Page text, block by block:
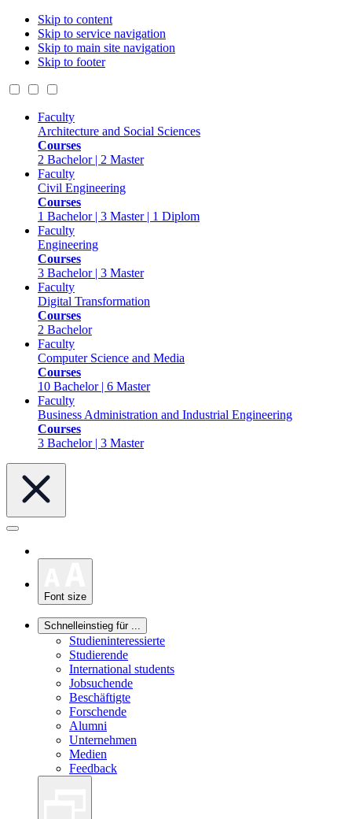
Skip to content
Skip to service navigation
Skip to main site navigation
Skip to footer
Faculty
Architecture and Social Sciences
Courses
2 Bachelor | 2 Master
Faculty
Civil Engineering
Courses
1 Bachelor | 3 Master | 1 Diplom
Faculty
Engineering
Courses
3 Bachelor | 3 Master
Faculty
Digital Transformation
Courses
2 Bachelor
Faculty
Computer Science and Media
Courses
10 Bachelor | 6 Master
Faculty
Business Administration and Industrial Engineering
Courses
3 Bachelor | 3 Master
Font size
Schnelleinstieg für ...
Studieninteressierte
Studierende
International students
Jobsuchende
Beschäftigte
Forschende
Alumni
Unternehmen
Medien
Feedback